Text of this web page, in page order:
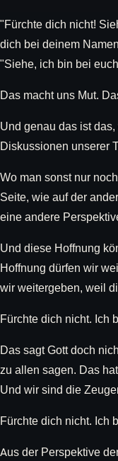
"Fürchte dich nicht!
dich bei deinem
"Siehe, ich bin bei
Das macht uns Mut.
Und genau das ist
Diskussionen unserer
Wo man sonst nur
Seite, wie auf der
eine andere
Und diese Hoffnung
Hoffnung dürfen wir
wir weitergeben, weil
Fürchte dich nicht. Ich
Das sagt Gott doch
zu allen sagen. Das
Und wir sind die
Fürchte dich nicht. Ich
Aus der Perspektive